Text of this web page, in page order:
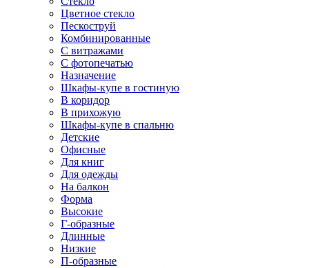
Цветное стекло
Пескоструй
Комбинированные
С витражами
С фотопечатью
Назначение
Шкафы-купе в гостиную
В коридор
В прихожую
Шкафы-купе в спальню
Детские
Офисные
Для книг
Для одежды
На балкон
Форма
Высокие
Г-образные
Длинные
Низкие
П-образные